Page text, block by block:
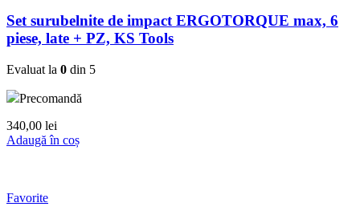
Set surubelnite de impact ERGOTORQUE max, 6
piese, late + PZ, KS Tools
Evaluat la 0 din 5
Precomandă
340,00 lei
Adaugă în coș
Favorite